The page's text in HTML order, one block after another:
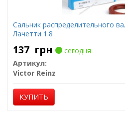
Сальник распределительного
Лачетти 1.8
137 грн
сегодня
Артикул:
Victor Reinz
КУПИТЬ